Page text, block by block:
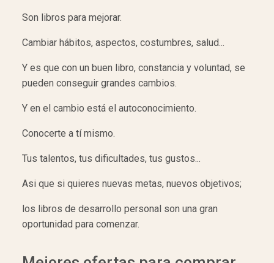
Son libros para mejorar.
Cambiar hábitos, aspectos, costumbres, salud...
Y es que con un buen libro, constancia y voluntad, se
pueden conseguir grandes cambios.
Y en el cambio está el autoconocimiento.
Conocerte a tí mismo.
Tus talentos, tus dificultades, tus gustos...
Asi que si quieres nuevas metas, nuevos objetivos;
los libros de desarrollo personal son una gran
oportunidad para comenzar.